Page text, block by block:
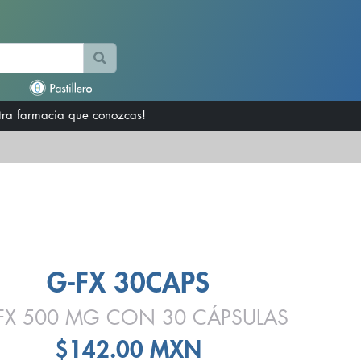
farmacia que conozcas!
G-FX 30CAPS
500 MG CON 30 CÁPSULAS
$142.00 MXN